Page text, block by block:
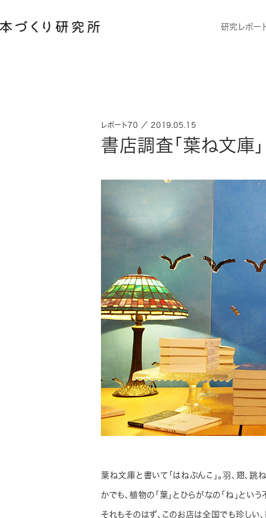
研究レポー
レポート70 ／ 2019.05.15
書店調査「葉ね文庫」
葉ね文庫と書いて「はねぶんこ」。羽、翅、
かでも、植物の「葉」とひらがなの「ね」と
それもそのはず、このお店は全国でも珍しい